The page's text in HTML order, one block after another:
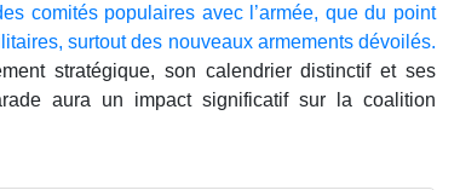
comités populaires avec l’armée, que du point
surtout des nouveaux armements dévoilés.
stratégique, son calendrier distinctif et ses
aura un impact significatif sur la coalition